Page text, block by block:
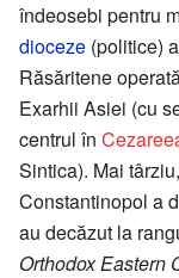
îndeosebi pentru
dioceze (politice)
Răsăritene
Exarhii Asiei (cu
centrul în
Sintica). Mai
Constantinopol a
au decăzut la
Orthodox Eastern